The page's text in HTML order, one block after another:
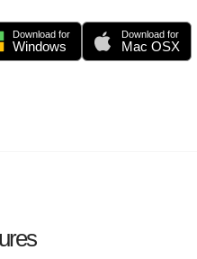
Download for
Windows
Download for
Mac OSX